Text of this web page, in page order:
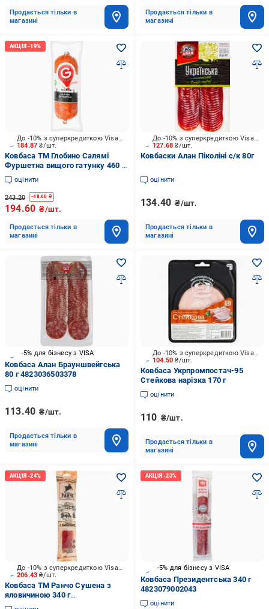
Продається тільки в
магазині
Продається тільки в
магазині
184.87₴/шт.
До -10% з суперкредиткою Visa Вигода
Ковбаса ТМ Глобино Салямі
Фуршетна вищого гатунку 460 г
(4820112651190)
оцінити
243.20 -48.60 ₴
194.60 ₴/шт.
Продається тільки в
магазині
127.68₴/шт.
До -10% з суперкредиткою Visa Вигода
Ковбаски Алан Піколіні с/к 80г
оцінити
134.40 ₴/шт.
Продається тільки в
магазині
-5% для бізнесу з VISA
Ковбаса Алан Брауншвейгська
80 г 4823036503378
оцінити
113.40 ₴/шт.
Продається тільки в
магазині
104.50₴/шт.
До -10% з суперкредиткою Visa Вигода
Ковбаса Укрпромпостач-95
Стейкова нарізка 170 г
оцінити
110 ₴/шт.
Продається тільки в
магазині
206.43₴/шт.
До -10% з суперкредиткою Visa Вигода
Ковбаса ТМ Ранчо Сушена з
яловичиною 340 г
4823079002142
-5% для бізнесу з VISA
Ковбаса Президентська 340 г
4823079002043
оцінити